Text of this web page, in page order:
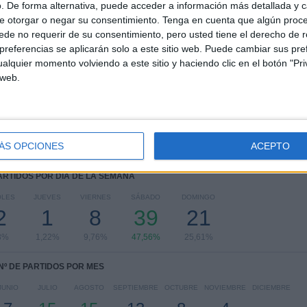
De forma alternativa, puede acceder a información más detallada y
otorgar o negar su consentimiento. Tenga en cuenta que algún
no requerir de su consentimiento, pero usted tiene el derecho de
se aplicarán solo a este sitio web. Puede cambiar sus
momento volviendo a este sitio y haciendo clic en el botón
OPCIONES ACEPTO
Pride
RANKING POR COMPETICIONES
NWSL
69 (84,15%)
POR DÍA DE LA SEMANA
JUEVES
1
1,22%
VIERNES
8
9,76%
SÁBADO
39
47,56%
DOMINGO
21
25,61%
Nº DE PARTIDOS POR MES
JUNIO JULIO AGOSTO SEPTIEMBRE OCTUBRE NOVIEMBRE DICIEMBRE